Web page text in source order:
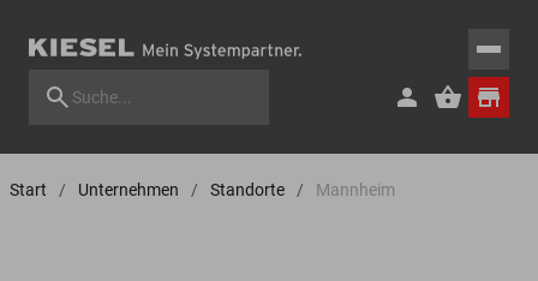
Start Unternehmen Standorte Mannheim